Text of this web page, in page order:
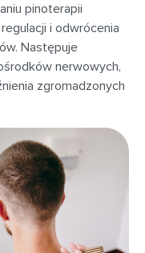
pinoterapii
i odwrócenia
Następuje
nerwowych,
zgromadzonych